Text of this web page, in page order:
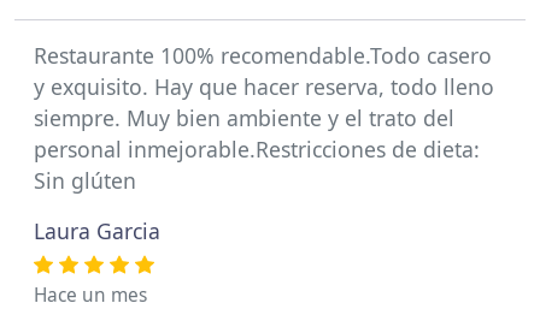
Restaurante 100% recomendable.Todo casero
y exquisito. Hay que hacer reserva, todo lleno
siempre. Muy bien ambiente y el trato del
personal inmejorable.Restricciones de dieta:
Sin glúten
Laura Garcia
Hace un mes